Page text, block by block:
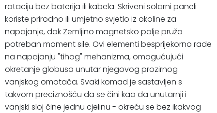
rotaciju bez baterija ili kabela. Skriveni solarni paneli
koriste prirodno ili umjetno svjetlo iz okoline za
napajanje, dok Zemljino magnetsko polje pruža
potreban moment sile. Ovi elementi besprijekorno rade
na napajanju "tihog" mehanizma, omogućujući
okretanje globusa unutar njegovog prozirnog
vanjskog omotača. Svaki komad je sastavljen s
takvom preciznošću da se čini kao da unutarnji i
vanjski sloj čine jednu cjelinu - okreću se bez ikakvog